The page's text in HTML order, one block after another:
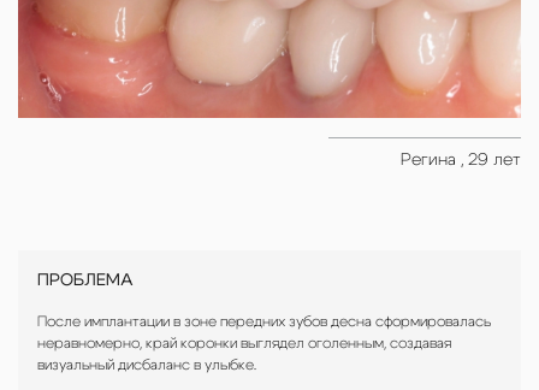
Регина , 29 лет
ПРОБЛЕМА
После имплантации в зоне передних зубов десна сформировалась
неравномерно, край коронки выглядел оголенным, создавая
визуальный дисбаланс в улыбке.